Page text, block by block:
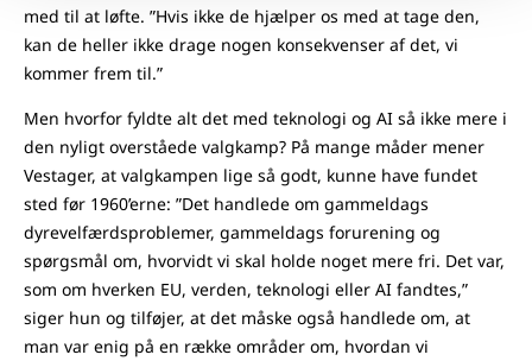
med til at løfte. ”Hvis ikke de hjælper os med at tage den,
kan de heller ikke drage nogen konsekvenser af det, vi
kommer frem til.”
Men hvorfor fyldte alt det med teknologi og AI så ikke mere i
den nyligt overståede valgkamp? På mange måder mener
Vestager, at valgkampen lige så godt, kunne have fundet
sted før 1960’erne: ”Det handlede om gammeldags
dyrevelfærdsproblemer, gammeldags forurening og
spørgsmål om, hvorvidt vi skal holde noget mere fri. Det var,
som om hverken EU, verden, teknologi eller AI fandtes,”
siger hun og tilføjer, at det måske også handlede om, at
man var enig på en række områder om, hvordan vi